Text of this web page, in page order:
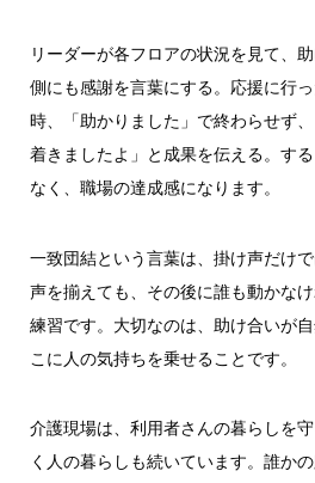
リーダーが各フロアの状況を見て、
側にも感謝を言葉にする。応援に行
時、「助かりました」で終わらせず
着きましたよ」と成果を伝える。す
なく、職場の達成感になります。
一致団結という言葉は、掛け声だけ
声を揃えても、その後に誰も動かな
練習です。大切なのは、助け合いが
こに人の気持ちを乗せることです。
介護現場は、利用者さんの暮らしを
く人の暮らしも続いています。誰か